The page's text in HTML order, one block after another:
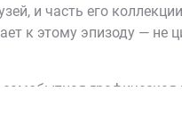
и часть его
к этому эпизоду — не